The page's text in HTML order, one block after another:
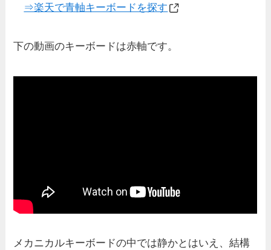
⇒楽天で青軸キーボードを探す
下の動画のキーボードは赤軸です。
メカニカルキーボードの中では静かとはいえ、結構